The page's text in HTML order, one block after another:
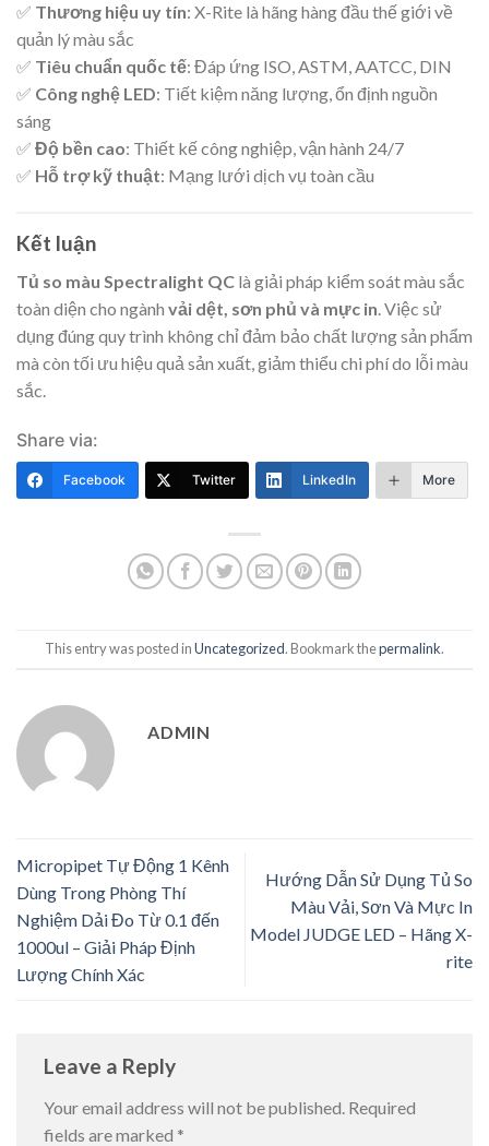
✅ Thương hiệu uy tín: X-Rite là hãng hàng đầu thế giới về
quản lý màu sắc
✅ Tiêu chuẩn quốc tế: Đáp ứng ISO, ASTM, AATCC, DIN
✅ Công nghệ LED: Tiết kiệm năng lượng, ổn định nguồn
sáng
✅ Độ bền cao: Thiết kế công nghiệp, vận hành 24/7
✅ Hỗ trợ kỹ thuật: Mạng lưới dịch vụ toàn cầu
Kết luận
Tủ so màu Spectralight QC là giải pháp kiểm soát màu sắc
toàn diện cho ngành vải dệt, sơn phủ và mực in . Việc sử
dụng đúng quy trình không chỉ đảm bảo chất lượng sản phẩm
mà còn tối ưu hiệu quả sản xuất, giảm thiểu chi phí do lỗi màu
sắc.
Share via:
Facebook Twitter LinkedIn More
This entry was posted inUncategorized. Bookmark thepermalink.
ADMIN
Micropipet Tự Động 1 Kênh
Dùng Trong Phòng Thí
Nghiệm Dải Đo Từ 0.1 đến
1000ul – Giải Pháp Định
Lượng Chính Xác
Hướng Dẫn Sử Dụng Tủ So
Màu Vải, Sơn Và Mực In
Model JUDGE LED – Hãng X-
rite
Leave a Reply
Your email address will not be published. Required
fields are marked *